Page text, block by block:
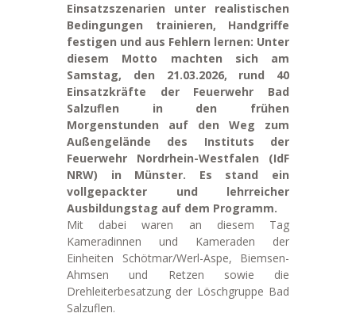
Einsatzszenarien unter realistischen
Bedingungen trainieren, Handgriffe
festigen und aus Fehlern lernen: Unter
diesem Motto machten sich am
Samstag, den 21.03.2026, rund 40
Einsatzkräfte der Feuerwehr Bad
Salzuflen in den frühen
Morgenstunden auf den Weg zum
Außengelände des Instituts der
Feuerwehr Nordrhein-Westfalen (IdF
NRW) in Münster. Es stand ein
vollgepackter und lehrreicher
Ausbildungstag auf dem Programm.
Mit dabei waren an diesem Tag
Kameradinnen und Kameraden der
Einheiten Schötmar/Werl-Aspe, Biemsen-
Ahmsen und Retzen sowie die
Drehleiterbesatzung der Löschgruppe Bad
Salzuflen.